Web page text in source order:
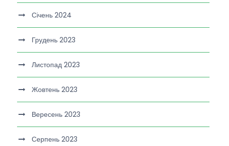
Січень 2024
Грудень 2023
Листопад 2023
Жовтень 2023
Вересень 2023
Серпень 2023